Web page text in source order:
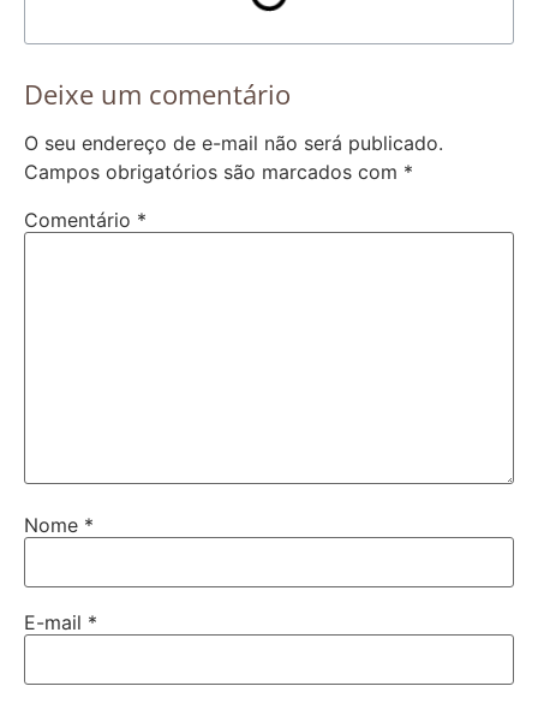
Deixe um comentário
O seu endereço de e-mail não será publicado.
Campos obrigatórios são marcados com *
Comentário *
Nome *
E-mail *